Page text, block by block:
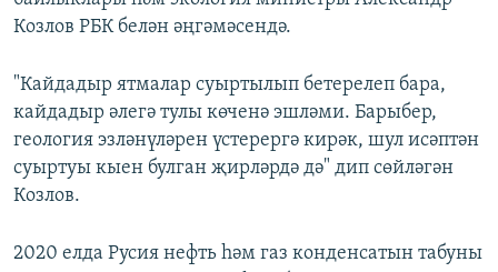
Козлов РБК белән әңгәмәсендә.
"Кайдадыр ятмалар суыртылып бетерелеп бара,
кайдадыр әлегә тулы көченә эшләми. Барыбер,
геология эзләнүләрен үстерергә кирәк, шул исәптән
суыртуы кыен булган җирләрдә дә" дип сөйләгән
Козлов.
2020 елда Русия нефть һәм газ конденсатын табуны